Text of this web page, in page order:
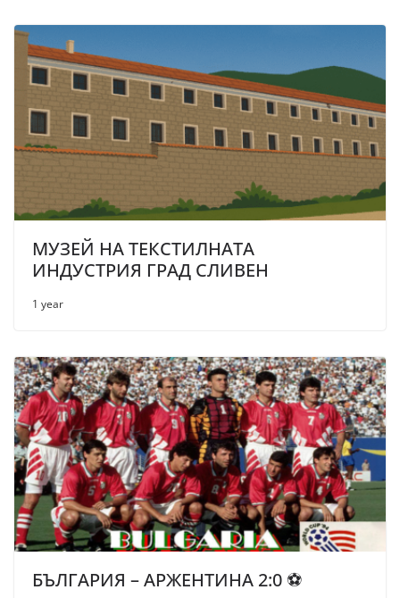
МУЗЕЙ НА ТЕКСТИЛНАТА
ИНДУСТРИЯ ГРАД СЛИВЕН
1 year
БЪЛГАРИЯ – АРЖЕНТИНА 2:0 ⚽